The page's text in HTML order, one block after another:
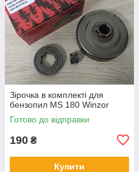
Зірочка в комплекті для
бензопил MS 180 Winzor
Готово до відправки
190 ₴
Купити